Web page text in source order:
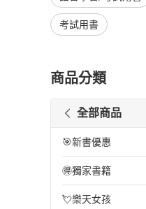
考試用書
商品分類
全部商品
🎯新書優惠
🉐獨家書籍
💘樂天女孩